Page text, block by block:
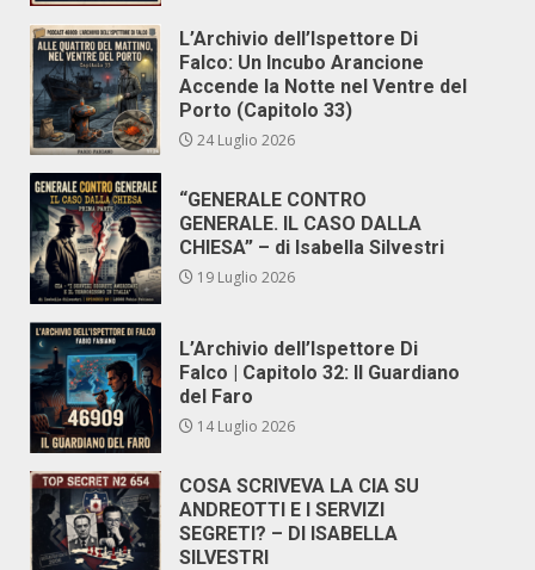
L’Archivio dell’Ispettore Di
Falco: Un Incubo Arancione
Accende la Notte nel Ventre del
Porto (Capitolo 33)
24 Luglio 2026
“GENERALE CONTRO
GENERALE. IL CASO DALLA
CHIESA” – di Isabella Silvestri
19 Luglio 2026
L’Archivio dell’Ispettore Di
Falco | Capitolo 32: Il Guardiano
del Faro
14 Luglio 2026
COSA SCRIVEVA LA CIA SU
ANDREOTTI E I SERVIZI
SEGRETI? – DI ISABELLA
SILVESTRI